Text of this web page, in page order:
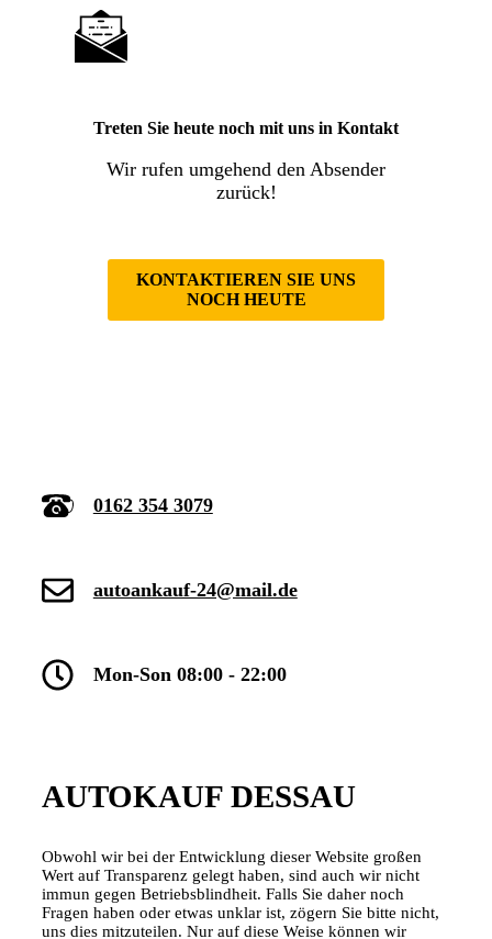
Treten Sie heute noch mit uns in Kontakt
Wir rufen umgehend den Absender
zurück!
KONTAKTIEREN SIE UNS
NOCH HEUTE
0162 354 3079
autoankauf-24@mail.de
Mon-Son 08:00 - 22:00
AUTOKAUF DESSAU
Obwohl wir bei der Entwicklung dieser Website großen
Wert auf Transparenz gelegt haben, sind auch wir nicht
immun gegen Betriebsblindheit. Falls Sie daher noch
Fragen haben oder etwas unklar ist, zögern Sie bitte nicht,
uns dies mitzuteilen. Nur auf diese Weise können wir